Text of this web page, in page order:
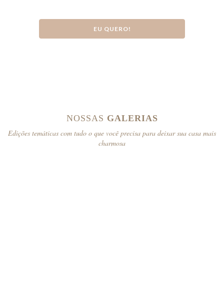
EU QUERO!
NOSSAS GALERIAS
Edições temáticas com tudo o que você precisa para deixar sua casa mais
charmosa